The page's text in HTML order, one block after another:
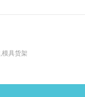
模具货架